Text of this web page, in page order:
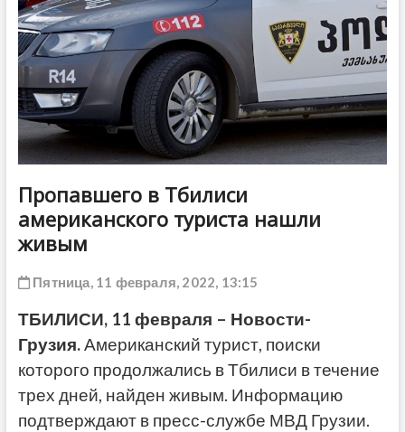
Пропавшего в Тбилиси
американского туриста нашли
живым
Пятница, 11 февраля, 2022, 13:15
ТБИЛИСИ, 11 февраля – Новости-
Грузия.Американский турист, поиски
которого продолжались в Тбилиси в течение
трех дней, найден живым. Информацию
подтверждают в пресс-службе МВД Грузии.